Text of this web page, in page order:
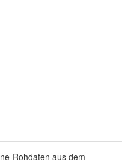
Rohdaten aus dem